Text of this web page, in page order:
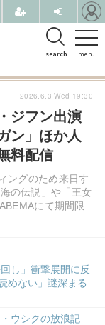
menu
search
ジフン出演
ン」ほか人
料配信
ングのため来日す
の伝説」や「王女
にて期間限
し」衝撃展開に反
めない」謎深まる
ウシクの放浪記
2026.6.3 Wed 19:30